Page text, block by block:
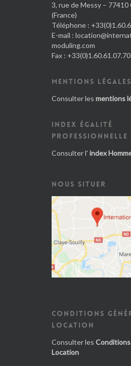
3, rue de Messy – 77410
(France)
Téléphone :
E-mail :
moduling.com
Fax : +33(0)1.60.61.07.70
MENTIONS LÉGALES
Consulter les mentions
INDEX ÉGALITÉ
PROFESSIONNELLE
Consulter l' index
NOUS SITUER
CONDITIONS
LOCATION
Consulter les
Location